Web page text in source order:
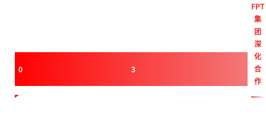
0 3
FPT
集
团
深
化
合
作